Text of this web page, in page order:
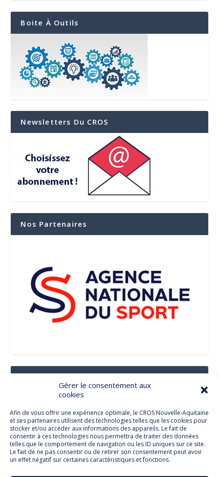
Gérer le consentement aux
cookies
Afin de vous offrir une expérience optimale, le CROS Nouvelle-Aquitaine
et ses partenaires utilisent des technologies telles que les cookies pour
stocker et/ou accéder aux informations des appareils. Le fait de
consentir à ces technologies nous permettra de traiter des données
telles que le comportement de navigation ou les ID uniques sur ce site.
Le fait de ne pas consentir ou de retirer son consentement peut avoir
un effet négatif sur certaines caractéristiques et fonctions.
Boite À Outils
Newsletters Du CROS
Nos Partenaires
Suivez-Nous Sur Les Réseaux Sociaux
Facebook